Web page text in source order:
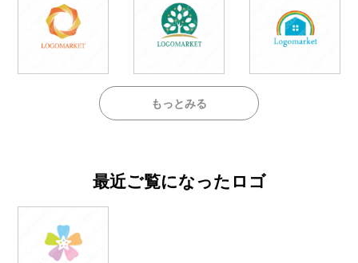
もっとみる
最近ご覧になったロゴ